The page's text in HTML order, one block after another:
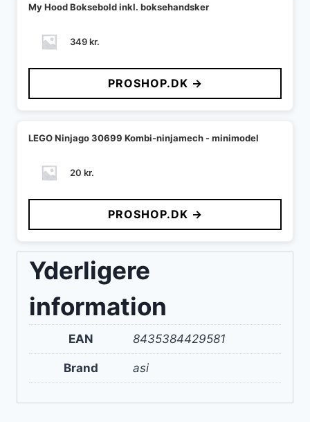
My Hood Boksebold inkl. boksehandsker
349kr.
PROSHOP.DK →
LEGO Ninjago 30699 Kombi-ninjamech - minimodel
20 kr.
PROSHOP.DK →
Yderligere
information
EAN 8435384429581
Brand asi